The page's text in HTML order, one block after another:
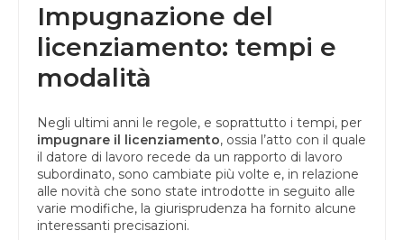
Impugnazione del
licenziamento: tempi e
modalità
Negli ultimi anni le regole, e soprattutto i tempi, per
impugnare il licenziamento, ossia l’atto con il quale
il datore di lavoro recede da un rapporto di lavoro
subordinato, sono cambiate più volte e, in relazione
alle novità che sono state introdotte in seguito alle
varie modifiche, la giurisprudenza ha fornito alcune
interessanti precisazioni.